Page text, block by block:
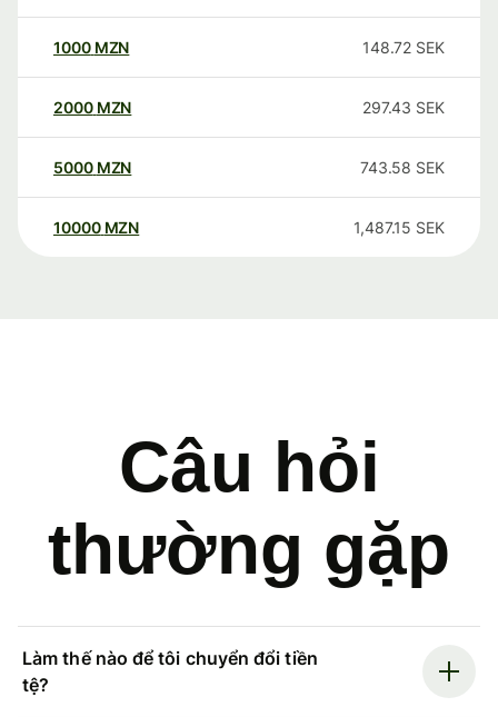
1000 MZN 148.72 SEK
2000 MZN 297.43 SEK
5000 MZN 743.58 SEK
10000 MZN 1,487.15 SEK
Câu hỏi
thường gặp
Làm thế nào để tôi chuyển đổi tiền
tệ?